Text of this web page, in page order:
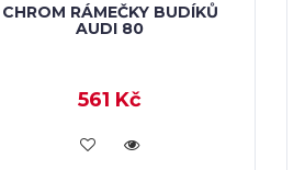
CHROM RÁMEČKY BUDÍKŮ
AUDI 80
561 Kč
KOUPIT